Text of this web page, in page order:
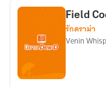
เงา
สายลม
ไร้
Field
รักดราม่า
Venin